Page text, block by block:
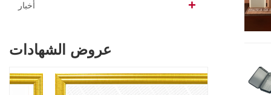
أخبار
عروض الشهادات